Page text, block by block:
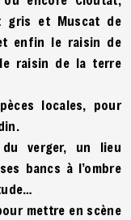
gris et Muscat de
enfin le raisin de
raisin de la terre
locales, pour
verger, un lieu
bancs à l’ombre
mettre en scène